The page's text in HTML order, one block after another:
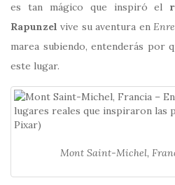
es tan mágico que inspiró el
Rapunzel vive su aventura en
marea subiendo, entenderás por
este lugar.
Mont Saint-Michel,